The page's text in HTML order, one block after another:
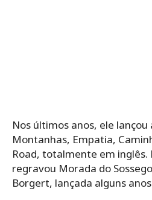
Nos últimos anos, ele lançou
Montanhas, Empatia,
Road, totalmente em inglês.
regravou Morada do
Borgert, lançada alguns